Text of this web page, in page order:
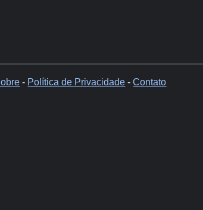
- Política de Privacidade -Contato